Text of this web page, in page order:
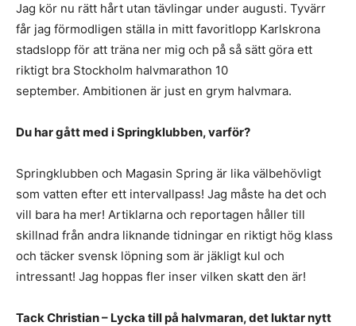
Jag kör nu rätt hårt utan tävlingar under augusti. Tyvärr
får jag förmodligen ställa in mitt favoritlopp Karlskrona
stadslopp för att träna ner mig och på så sätt göra ett
riktigt bra Stockholm halvmarathon 10
september. Ambitionen är just en grym halvmara.
Du har gått med i Springklubben, varför?
Springklubben och Magasin Spring är lika välbehövligt
som vatten efter ett intervallpass! Jag måste ha det och
vill bara ha mer! Artiklarna och reportagen håller till
skillnad från andra liknande tidningar en riktigt hög klass
och täcker svensk löpning som är jäkligt kul och
intressant! Jag hoppas fler inser vilken skatt den är!
Tack Christian – Lycka till på halvmaran, det luktar nytt